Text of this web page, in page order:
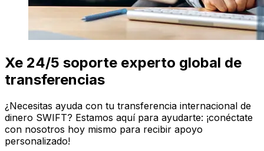
Xe 24/5 soporte experto global de
transferencias
¿Necesitas ayuda con tu transferencia internacional de
dinero SWIFT? Estamos aquí para ayudarte: ¡conéctate
con nosotros hoy mismo para recibir apoyo
personalizado!